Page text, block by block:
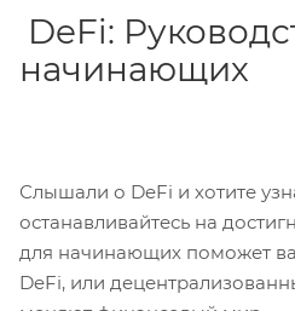
DeFi:
начинающих
Слышали о DeFi и хотите
останавливайтесь на
для начинающих поможет
DeFi, или